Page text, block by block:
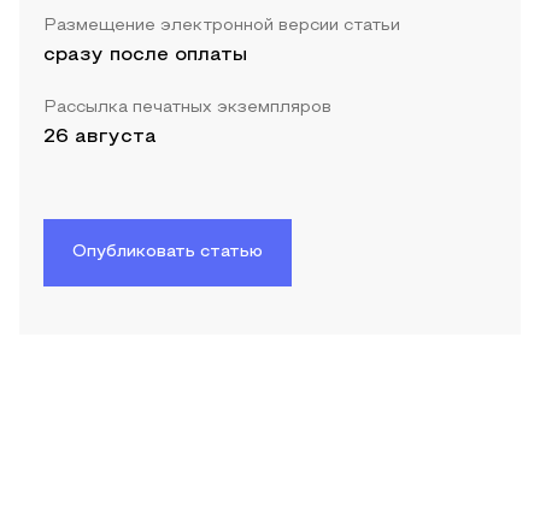
Размещение электронной версии статьи
сразу после оплаты
Рассылка печатных экземпляров
26 августа
Опубликовать статью